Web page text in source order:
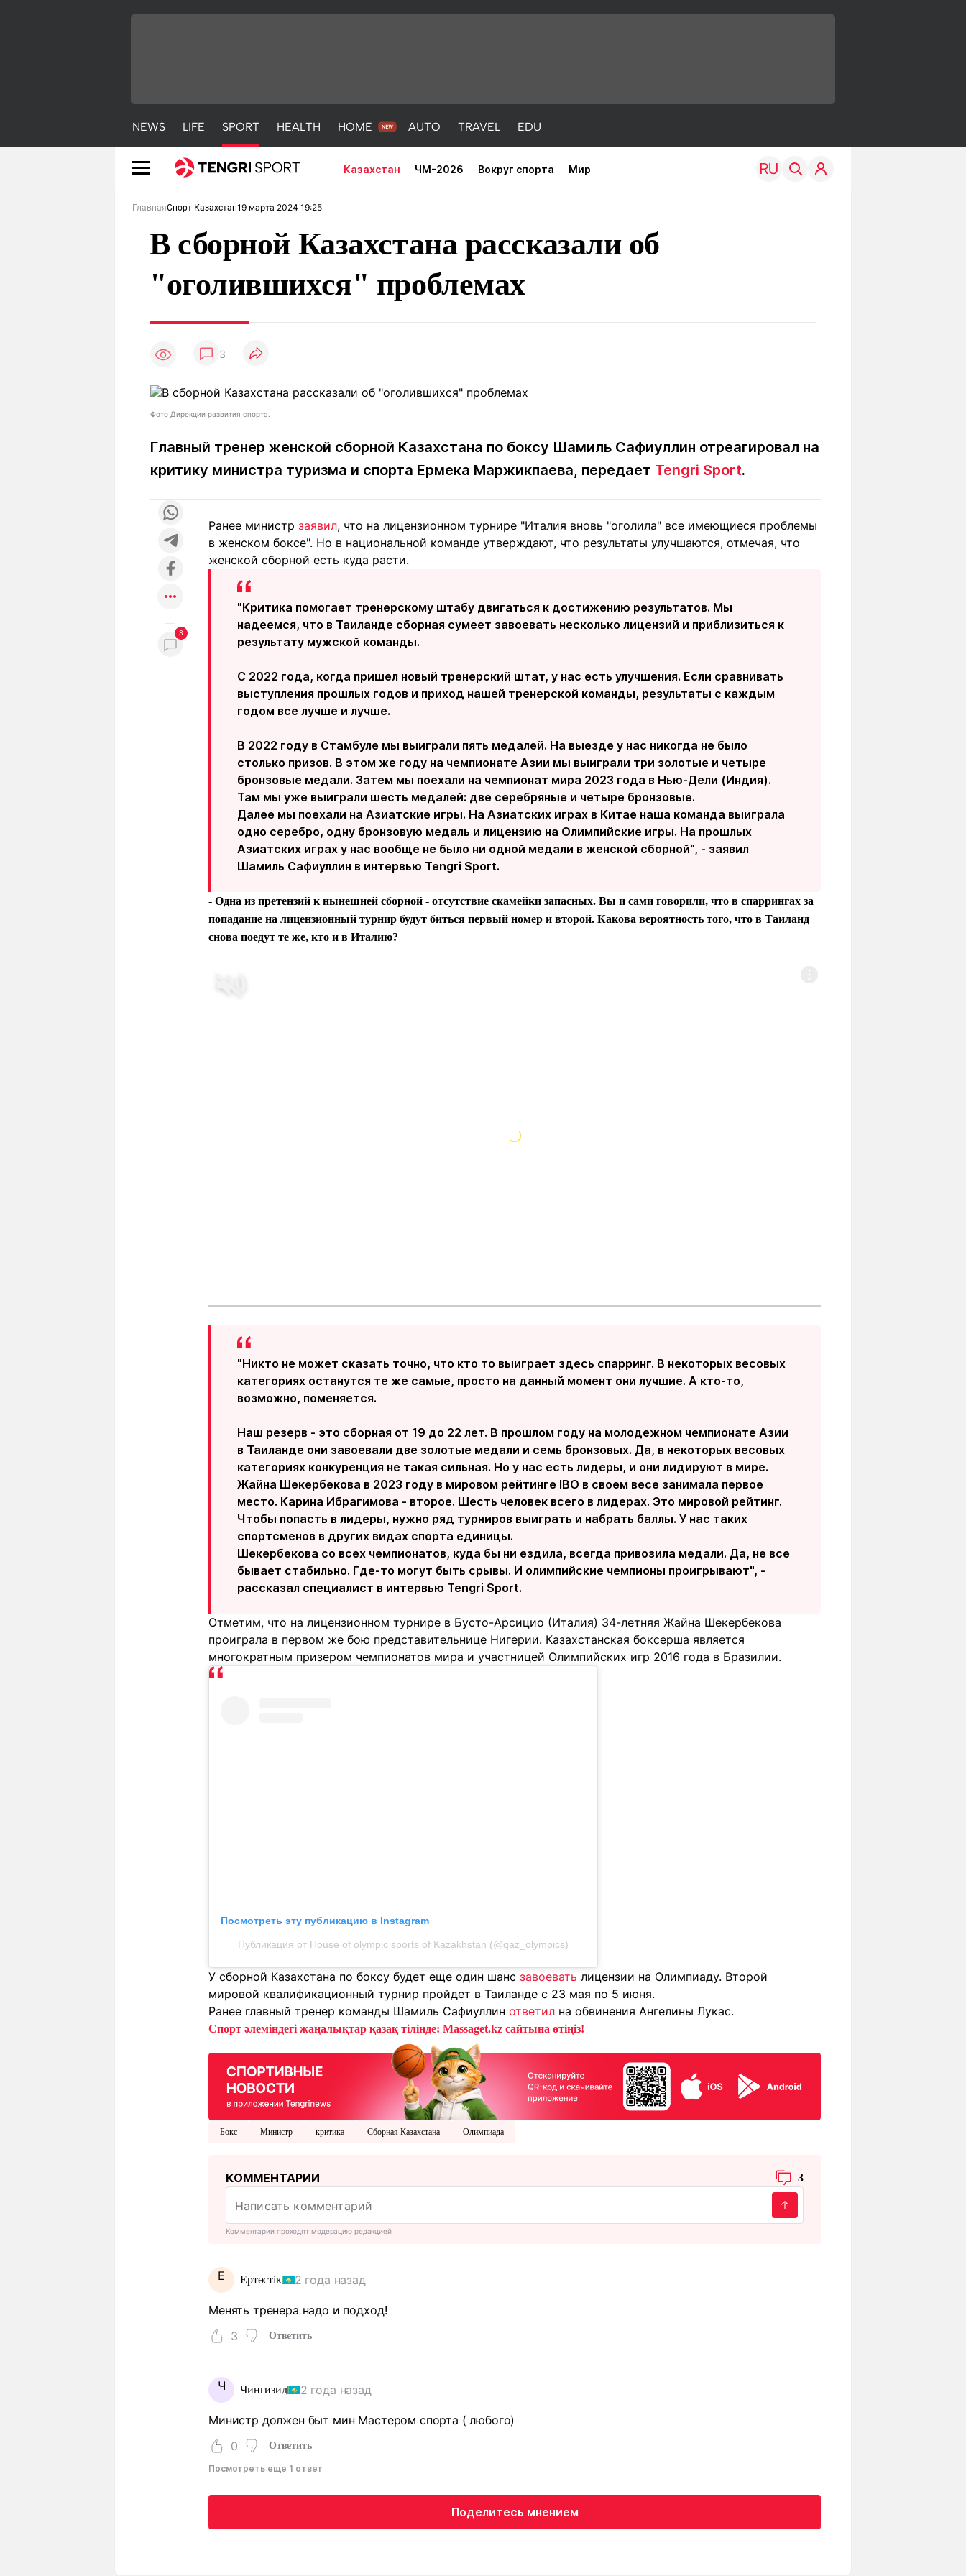
NEWS LIFE SPORT HEALTH HOME AUTO TRAVEL EDU
Казахстан ЧМ-2026 Вокруг спорта Мир
NEWS
Погода
Рейтинги
Полезно
Гороскопы
Рецепты
чемпионов
HEALTH
+7 (777) 001 44 99
Реклама
+7 (700) 3 888 188
Мы в социальных сетях
ГлавнаяСпорт Казахстан19 марта 2024 19:25
В сборной Казахстана рассказали об
"оголившихся" проблемах
3
Фото Дирекции развития спорта.
Главный тренер женской сборной Казахстана по боксу Шамиль Сафиуллин отреагировал на
критику министра туризма и спорта Ермека Маржикпаева, передает Tengri Sport.
3
Ранее министр заявил, что на лицензионном турнире "Италия вновь "оголила" все имеющиеся проблемы
в женском боксе". Но в национальной команде утверждают, что результаты улучшаются, отмечая, что
женской сборной есть куда расти.
"Критика помогает тренерскому штабу двигаться к достижению результатов. Мы
надеемся, что в Таиланде сборная сумеет завоевать несколько лицензий и приблизиться к
результату мужской команды.
С 2022 года, когда пришел новый тренерский штат, у нас есть улучшения. Если сравнивать
выступления прошлых годов и приход нашей тренерской команды, результаты с каждым
годом все лучше и лучше.
В 2022 году в Стамбуле мы выиграли пять медалей. На выезде у нас никогда не было
столько призов. В этом же году на чемпионате Азии мы выиграли три золотые и четыре
бронзовые медали. Затем мы поехали на чемпионат мира 2023 года в Нью-Дели (Индия).
Там мы уже выиграли шесть медалей: две серебряные и четыре бронзовые.
Далее мы поехали на Азиатские игры. На Азиатских играх в Китае наша команда выиграла
одно серебро, одну бронзовую медаль и лицензию на Олимпийские игры. На прошлых
Азиатских играх у нас вообще не было ни одной медали в женской сборной", - заявил
Шамиль Сафиуллин в интервью Tengri Sport.
- Одна из претензий к нынешней сборной - отсутствие скамейки запасных. Вы и сами говорили, что в спаррингах за
попадание на лицензионный турнир будут биться первый номер и второй. Какова вероятность того, что в Таиланд
снова поедут те же, кто и в Италию?
"Никто не может сказать точно, что кто то выиграет здесь спарринг. В некоторых весовых
категориях останутся те же самые, просто на данный момент они лучшие. А кто-то,
возможно, поменяется.
Наш резерв - это сборная от 19 до 22 лет. В прошлом году на молодежном чемпионате Азии
в Таиланде они завоевали две золотые медали и семь бронзовых. Да, в некоторых весовых
категориях конкуренция не такая сильная. Но у нас есть лидеры, и они лидируют в мире.
Жайна Шекербекова в 2023 году в мировом рейтинге IBO в своем весе занимала первое
место. Карина Ибрагимова - второе. Шесть человек всего в лидерах. Это мировой рейтинг.
Чтобы попасть в лидеры, нужно ряд турниров выиграть и набрать баллы. У нас таких
спортсменов в других видах спорта единицы.
Шекербекова со всех чемпионатов, куда бы ни ездила, всегда привозила медали. Да, не все
бывает стабильно. Где-то могут быть срывы. И олимпийские чемпионы проигрывают", -
рассказал специалист в интервью Tengri Sport.
Отметим, что на лицензионном турнире в Бусто-Арсицио (Италия) 34-летняя Жайна Шекербекова
проиграла в первом же бою представительнице Нигерии. Казахстанская боксерша является
многократным призером чемпионатов мира и участницей Олимпийских игр 2016 года в Бразилии.
Посмотреть эту публикацию в Instagram
Публикация от House of olympic sports of Kazakhstan (@qaz_olympics)
У сборной Казахстана по боксу будет еще один шанс завоевать лицензии на Олимпиаду. Второй
мировой квалификационный турнир пройдет в Таиланде с 23 мая по 5 июня.
Ранее главный тренер команды Шамиль Сафиуллин ответил на обвинения Ангелины Лукас.
Спорт әлеміндегі жаңалықтар қазақ тілінде: Massaget.kz сайтына өтіңіз!
Бокс Министр критика Сборная Казахстана Олимпиада
КОММЕНТАРИИ 3
Комментарии проходят модерацию редакцией
Е Ертөстік 2 года назад
Менять тренера надо и подход!
3
Ответить
Ч Чингизид 2 года назад
Министр должен быт мин Мастером спорта ( любого)
0
Ответить
Посмотреть еще 1 ответ
Поделитесь мнением